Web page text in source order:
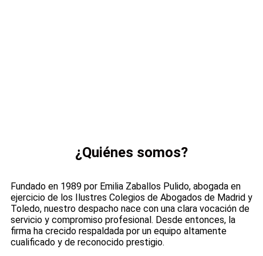
¿Quiénes somos?
Fundado en 1989 por Emilia Zaballos Pulido, abogada en
ejercicio de los Ilustres Colegios de Abogados de Madrid y
Toledo, nuestro despacho nace con una clara vocación de
servicio y compromiso profesional. Desde entonces, la
firma ha crecido respaldada por un equipo altamente
cualificado y de reconocido prestigio.